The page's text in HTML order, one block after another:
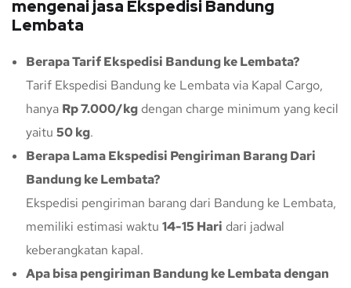
mengenai jasa Ekspedisi Bandung
Lembata
Berapa Tarif Ekspedisi Bandung ke Lembata?
Tarif Ekspedisi Bandung ke Lembata via Kapal Cargo,
hanya Rp 7.000/kg dengan charge minimum yang kecil
yaitu 50 kg.
Berapa Lama Ekspedisi Pengiriman Barang Dari
Bandung ke Lembata?
Ekspedisi pengiriman barang dari Bandung ke Lembata,
memiliki estimasi waktu 14-15 Hari dari jadwal
keberangkatan kapal.
Apa bisa pengiriman Bandung ke Lembata dengan